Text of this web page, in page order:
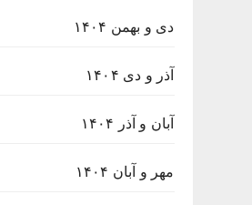
دی و بهمن ۱۴۰۴
آذر و دی ۱۴۰۴
آبان و آذر ۱۴۰۴
مهر و آبان ۱۴۰۴